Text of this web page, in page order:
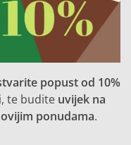
popust od 10%
te budite uvijek na
ponudama.